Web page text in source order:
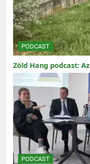
PODCAST
Zöld Hang podcast:
PODCAST